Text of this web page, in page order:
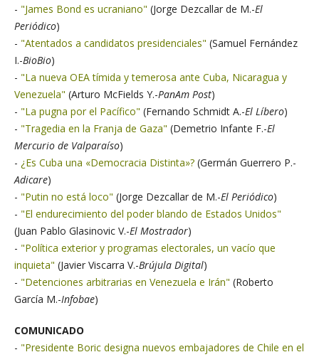
- "James Bond es ucraniano" (Jorge Dezcallar de M.-El
Periódico)
- "Atentados a candidatos presidenciales" (Samuel Fernández
I.-BioBio)
- "La nueva OEA tímida y temerosa ante Cuba, Nicaragua y
Venezuela" (Arturo McFields Y.-PanAm Post)
- "La pugna por el Pacífico" (Fernando Schmidt A.-El Líbero)
- "Tragedia en la Franja de Gaza" (Demetrio Infante F.-El
Mercurio de Valparaíso)
- ¿Es Cuba una «Democracia Distinta»? (Germán Guerrero P.-
Adicare)
- "Putin no está loco" (Jorge Dezcallar de M.-El Periódico)
- "El endurecimiento del poder blando de Estados Unidos"
(Juan Pablo Glasinovic V.-El Mostrador)
- "Política exterior y programas electorales, un vacío que
inquieta" (Javier Viscarra V.-Brújula Digital)
- "Detenciones arbitrarias en Venezuela e Irán" (Roberto
García M.-Infobae)
COMUNICADO
- "Presidente Boric designa nuevos embajadores de Chile en el